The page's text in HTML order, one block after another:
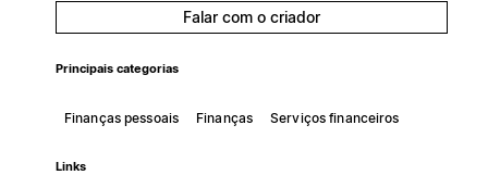
Falar com o criador
Principais categorias
Finanças pessoais Finanças Serviços financeiros
Links